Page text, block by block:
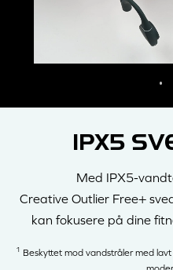
IPX5
Med IPX5-
Creative Outlier Free+
kan fokusere på dine
1 Beskyttet mod vandstråler med